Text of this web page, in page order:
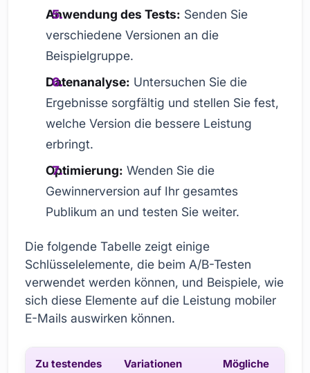
Anwendung des Tests: Senden Sie
verschiedene Versionen an die
Beispielgruppe.
Datenanalyse: Untersuchen Sie die
Ergebnisse sorgfältig und stellen Sie fest,
welche Version die bessere Leistung
erbringt.
Optimierung: Wenden Sie die
Gewinnerversion auf Ihr gesamtes
Publikum an und testen Sie weiter.
Die folgende Tabelle zeigt einige
Schlüsselelemente, die beim A/B-Testen
verwendet werden können, und Beispiele, wie
sich diese Elemente auf die Leistung mobiler
E-Mails auswirken können.
Zu testendes
Variationen
Mögliche